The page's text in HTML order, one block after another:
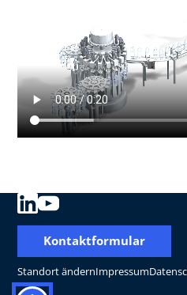
Standort ändernImpressum
Kontaktformular